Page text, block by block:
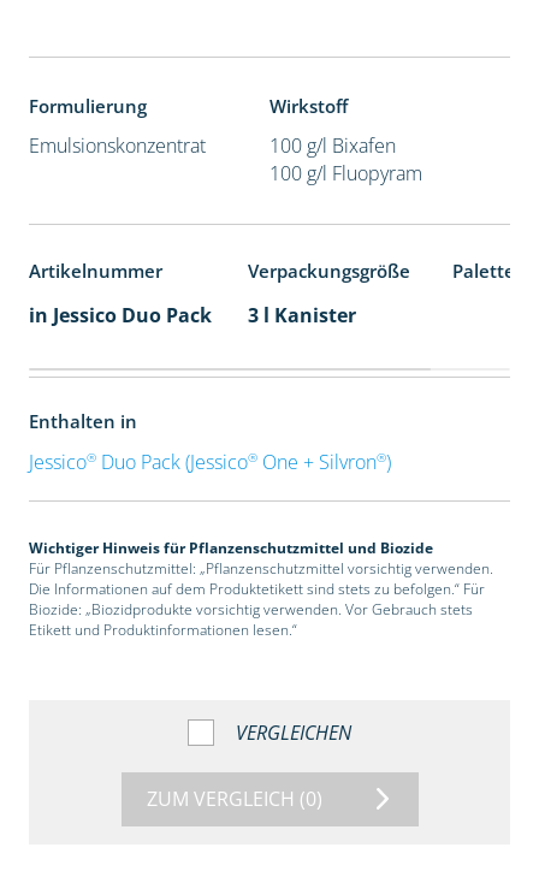
Formulierung
Emulsionskonzentrat
Wirkstoff
100 g/l Bixafen
100 g/l Fluopyram
Artikelnummer Verpackungsgröße
in Jessico Duo Pack 3 l Kanister
Enthalten in
Jessico®Duo Pack (Jessico®One + Silvron®)
Wichtiger Hinweis für Pflanzenschutzmittel und Biozide
Für Pflanzenschutzmittel: „Pflanzenschutzmittel vorsichtig verwenden.
Die Informationen auf dem Produktetikett sind stets zu befolgen.“ Für
Biozide: „Biozidprodukte vorsichtig verwenden. Vor Gebrauch stets
Etikett und Produktinformationen lesen.“
VERGLEICHEN
ZUM VERGLEICH (0)